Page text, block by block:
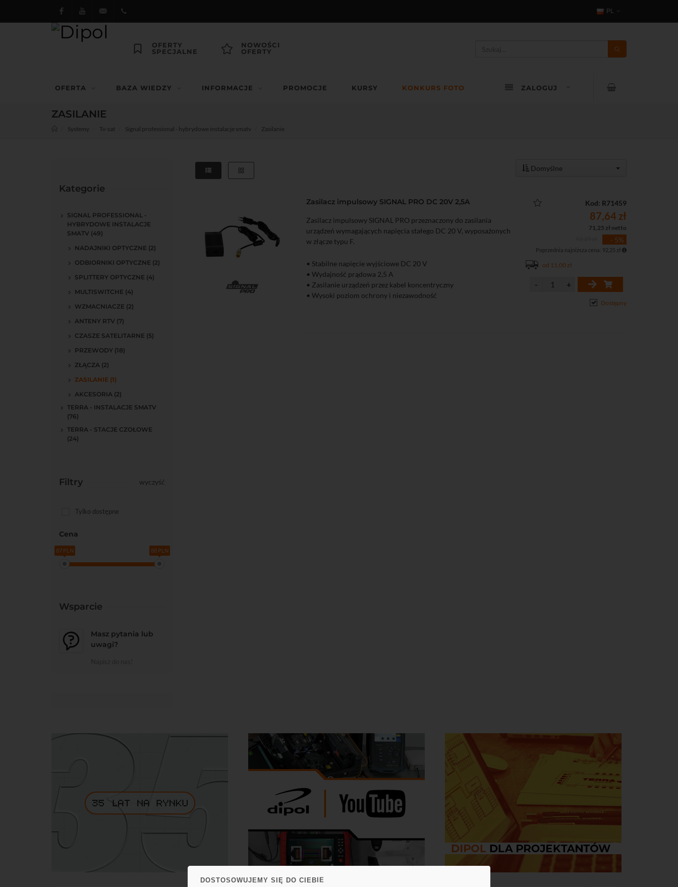
DOSTOSOWUJEMY SIĘ DO CIEBIE
FacebookYoutubedipol@dipol.com.pl
PL
OFERTY
SPECJALNE
NOWOŚCI
OFERTY
OFERTA BAZA WIEDZY INFORMACJE PROMOCJE KURSY KONKURS FOTO ZALOGUJ
ZASILANIE
Systemy Tv-sat Signal professional - hybrydowe instalacje smatv Zasilanie
Kategorie
SIGNAL PROFESSIONAL -
HYBRYDOWE INSTALACJE
SMATV (49)
NADAJNIKI OPTYCZNE (2)
ODBIORNIKI OPTYCZNE (2)
SPLITTERY OPTYCZNE (4)
MULTISWITCHE (4)
WZMACNIACZE (2)
ANTENY RTV (7)
CZASZE SATELITARNE (5)
PRZEWODY (18)
ZŁĄCZA (2)
ZASILANIE (1)
AKCESORIA (2)
TERRA - INSTALACJE SMATV
(76)
TERRA - STACJE CZOŁOWE
(24)
Filtry wyczyść
Tylko dostępne
Cena
87 PLN 88 PLN
Wsparcie
Masz pytania lub
uwagi?
Domyślne
Do koszyka
Zasilacz impulsowy SIGNAL PRO DC 20V 2,5A
Zasilacz impulsowy SIGNAL PRO przeznaczony do zasilania
urządzeń wymagających napięcia stałego DC 20 V, wyposażonych
w złącze typu F.
• Stabilne napięcie wyjściowe DC 20 V
• Wydajność prądowa 2,5 A
• Zasilanie urządzeń przez kabel koncentryczny
• Wysoki poziom ochrony i niezawodność
Kod: R71459
87,64 zł
71,25 zł netto
- 5%
Poprzednia najniższa cena: 92,25 zł
od 11,00 zł
Dostępny